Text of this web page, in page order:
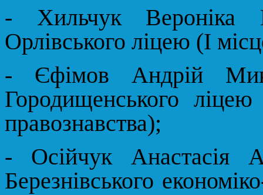
- Хильчук Вероніка
Орлівського ліцею (І
- Єфімов Андрій
Городищенського ліцею
правознавства);
- Осійчук Анастасія
Березнівського